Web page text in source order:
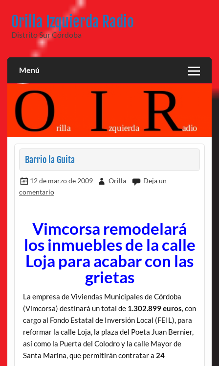
contenido
Orilla Izquierda Radio
Distrito Sur Córdoba
Menú
Barrio la Guita
12 de marzo de 2009 Orilla
Deja un
comentario
Vimcorsa remodelará
los inmuebles de la calle
Loja para acabar con las
grietas
La empresa de Viviendas Municipales de Córdoba
(Vimcorsa) destinará un total de 1.302.899 euros, con
cargo al Fondo Estatal de Inversión Local (FEIL), para
reformar la calle Loja, la plaza del Poeta Juan Bernier,
así como la Puerta del Colodro y la calle Mayor de
Santa Marina, que permitirán contratar a 24